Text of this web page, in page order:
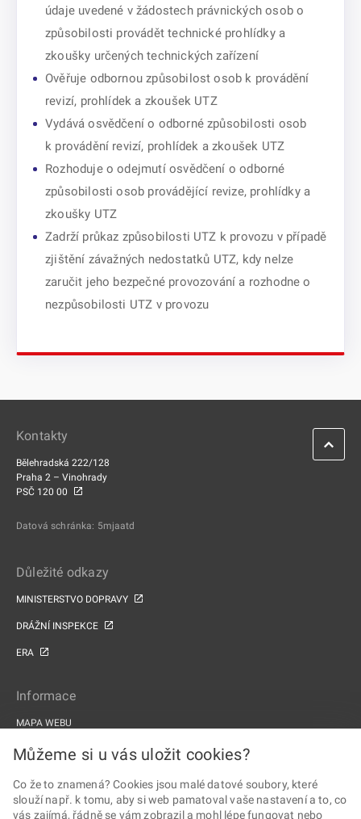
údaje uvedené v žádostech právnických osob o
způsobilosti provádět technické prohlídky a
zkoušky určených technických zařízení
Ověřuje odbornou způsobilost osob k provádění
revizí, prohlídek a zkoušek UTZ
Vydává osvědčení o odborné způsobilosti osob
k provádění revizí, prohlídek a zkoušek UTZ
Rozhoduje o odejmutí osvědčení o odborné
způsobilosti osob provádějící revize, prohlídky a
zkoušky UTZ
Zadrží průkaz způsobilosti UTZ k provozu v případě
zjištění závažných nedostatků UTZ, kdy nelze
zaručit jeho bezpečné provozování a rozhodne o
nezpůsobilosti UTZ v provozu
Kontakty
Bělehradská 222/128
Praha 2 – Vinohrady
PSČ 120 00
Datová schránka: 5mjaatd
Důležité odkazy
MINISTERSTVO DOPRAVY
DRÁŽNÍ INSPEKCE
ERA
Informace
MAPA WEBU
PROHLÁŠENÍ O PŘÍSTUPNOSTI
PROJEKTY EU
Můžeme si u vás uložit cookies?
Co že to znamená? Cookies jsou malé datové soubory, které
slouží např. k tomu, aby si web pamatoval vaše nastavení a to, co
vás zajímá, řádně se vám zobrazil a mohl lépe fungovat nebo